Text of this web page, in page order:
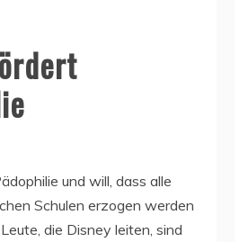
und will, dass alle
Schulen erzogen werden
die Disney leiten, sind